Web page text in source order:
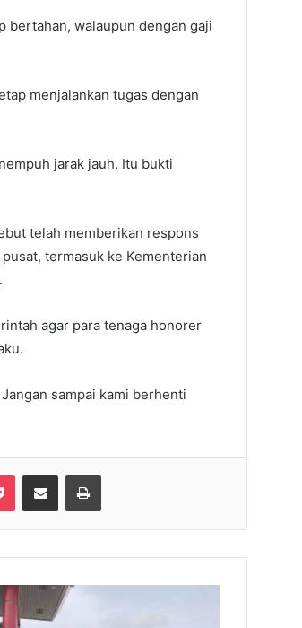
bertahan, walaupun dengan gaji
menjalankan tugas dengan
jarak jauh. Itu bukti
telah memberikan respons
termasuk ke Kementerian
agar para tenaga honorer
sampai kami berhenti